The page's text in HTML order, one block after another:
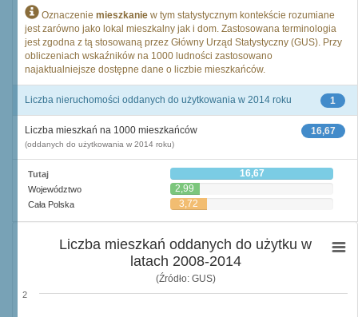
Oznaczenie mieszkanie w tym statystycznym kontekście rozumiane
jest zarówno jako lokal mieszkalny jak i dom. Zastosowana terminologia
jest zgodna z tą stosowaną przez Główny Urząd Statystyczny (GUS). Przy
obliczeniach wskaźników na 1000 ludności zastosowano
najaktualniejsze dostępne dane o liczbie mieszkańców.
1
Liczba nieruchomości oddanych do użytkowania w 2014 roku
16,67
Liczba mieszkań na 1000 mieszkańców
(oddanych do użytkowania w 2014 roku)
Tutaj 16,67
Województwo 2,99
Cała Polska 3,72
Liczba mieszkań oddanych do użytku w
latach 2008-2014
(Źródło: GUS)
2